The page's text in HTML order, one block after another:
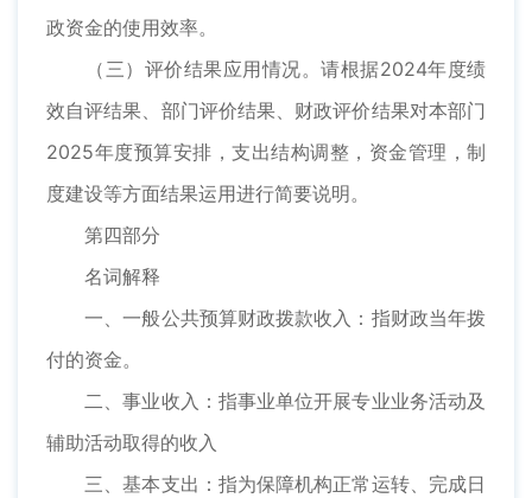
政资金的使用效率。
（三）评价结果应用情况。请根据2024年度绩
效自评结果、部门评价结果、财政评价结果对本部门
2025年度预算安排，支出结构调整，资金管理，制
度建设等方面结果运用进行简要说明。
第四部分
名词解释
一、一般公共预算财政拨款收入：指财政当年拨
付的资金。
二、事业收入：指事业单位开展专业业务活动及
辅助活动取得的收入
三、基本支出：指为保障机构正常运转、完成日